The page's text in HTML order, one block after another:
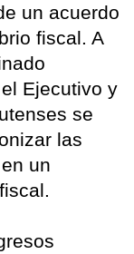
un acuerdo
fiscal. A
Ejecutivo y
se
las
un